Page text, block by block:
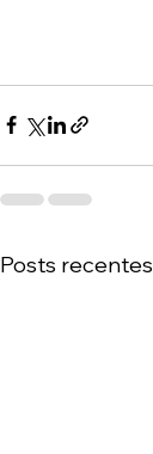
Posts recentes